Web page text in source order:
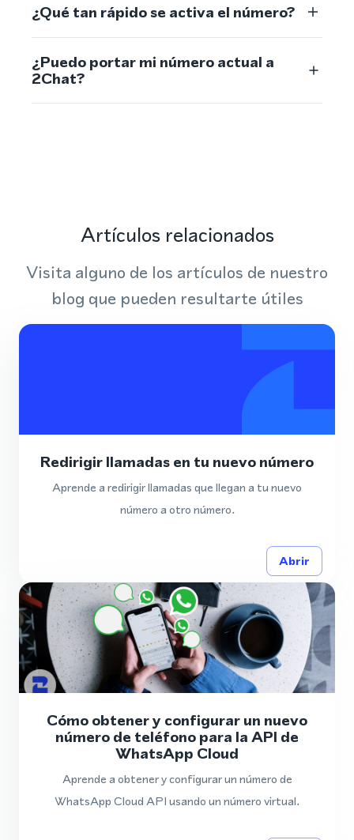
¿Qué tan rápido se activa el número?
¿Puedo portar mi número actual a
2Chat?
Artículos relacionados
Visita alguno de los artículos de nuestro
blog que pueden resultarte útiles
Redirigir llamadas en tu nuevo número
Aprende a redirigir llamadas que llegan a tu nuevo
número a otro número.
Abrir
Cómo obtener y configurar un nuevo
número de teléfono para la API de
WhatsApp Cloud
Aprende a obtener y configurar un número de
WhatsApp Cloud API usando un número virtual.